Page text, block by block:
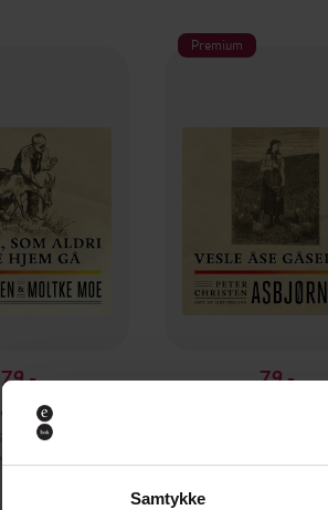
Samtykke
79,-
Asbjørnsen
Premium
79,-
LYDBOK